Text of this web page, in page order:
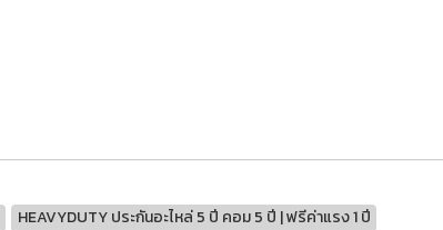
HEAVYDUTY ประกันอะไหล่ 5 ปี คอม 5 ปี | ฟรีค่าแรง 1 ปี